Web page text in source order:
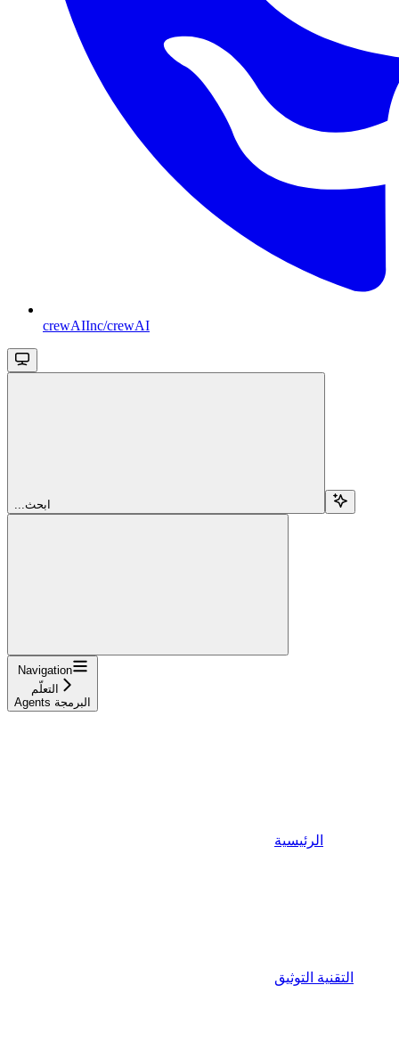
crewAIInc/crewAI
...ابحث
Navigation
التعلّم
Agents البرمجة
الرئيسية
التقنية التوثيق